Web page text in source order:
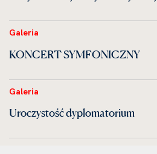
Galeria
KONCERT SYMFONICZNY
Galeria
Uroczystość dyplomatorium